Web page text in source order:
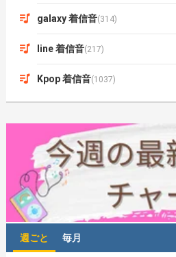
galaxy 着信音(314)
line 着信音(217)
Kpop 着信音(1037)
週ごと 毎月